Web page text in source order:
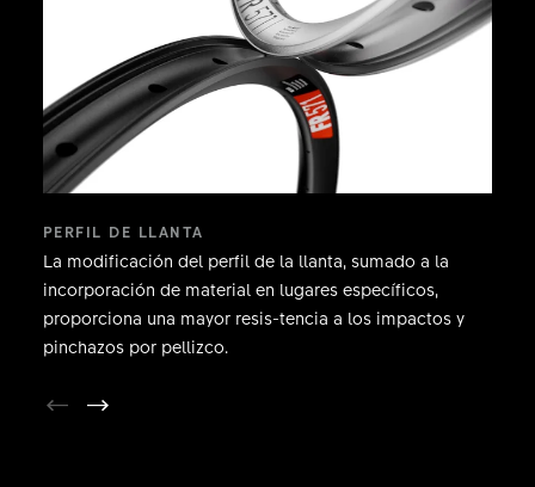
PERFIL DE LLANTA
La modificación del perfil de la llanta, sumado a la
incorporación de material en lugares específicos,
proporciona una mayor resis-tencia a los impactos y
pinchazos por pellizco.